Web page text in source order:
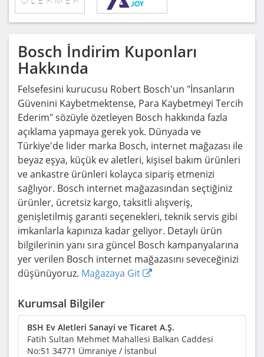
Bosch İndirim Kuponları
Hakkında
Felsefesini kurucusu Robert Bosch'un "İnsanların
Güvenini Kaybetmektense, Para Kaybetmeyi Tercih
Ederim" sözüyle özetleyen Bosch hakkında fazla
açıklama yapmaya gerek yok. Dünyada ve
Türkiye'de lider marka Bosch, internet mağazası ile
beyaz eşya, küçük ev aletleri, kişisel bakım ürünleri
ve ankastre ürünleri kolayca sipariş etmenizi
sağlıyor. Bosch internet mağazasından seçtiğiniz
ürünler, ücretsiz kargo, taksitli alışveriş,
genişletilmiş garanti seçenekleri, teknik servis gibi
imkanlarla kapınıza kadar geliyor. Detaylı ürün
bilgilerinin yanı sıra güncel Bosch kampanyalarına
yer verilen Bosch internet mağazasını seveceğinizi
düşünüyoruz. Mağazaya Git
Kurumsal Bilgiler
BSH Ev Aletleri Sanayi ve Ticaret A.Ş.
Fatih Sultan Mehmet Mahallesi Balkan Caddesi
No:51 34771 Ümraniye / İstanbul